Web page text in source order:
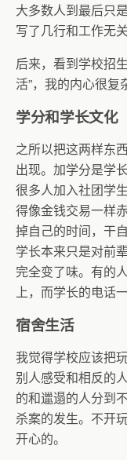
大多数人到最后只
写了几行和工作无
后来，看到学校招
活”，我的内心很复
学分和学长文化
之所以把这两样东
出现。加学分是学
很多人加入社团学
得像金钱交易一样
掉自己的时间，干
学长本来只是对前
完全变了味。有的
上，而学长的电话
宿舍生活
我觉得学校应该把
别人感受和相反的
的和邋遢的人分到
杀案的发生。不开
开心的。